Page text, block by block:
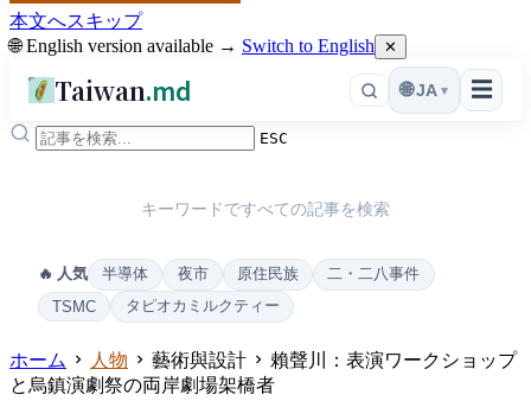
本文へスキップ
🌐 English version available → Switch to English ✕
Taiwan.md ☰
🌐 JA ▾
ESC
キーワードですべての記事を検索
🔥 人気 半導体 夜市 原住民族
二・二八事件
TSMC
タピオカミルクティー
ホーム 人物 藝術與設計
賴聲川：表演ワークショップ
と烏鎮演劇祭の両岸劇場架橋者